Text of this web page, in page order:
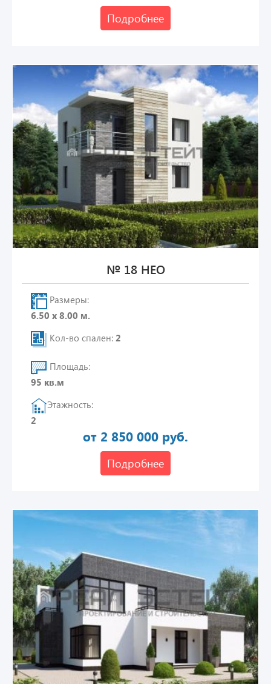
Подробнее
№ 18 НЕО
Размеры:
6.50 х 8.00 м.
Кол-во спален: 2
Площадь:
95 кв.м
Этажность:
2
от 2 850 000 руб.
Подробнее